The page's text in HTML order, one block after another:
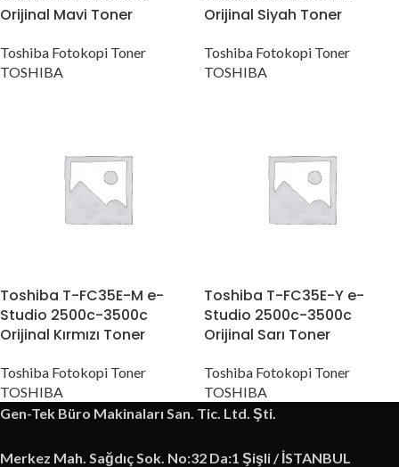
Orijinal Mavi Toner
Toshiba Fotokopi Toner
TOSHIBA
Orijinal Siyah Toner
Toshiba Fotokopi Toner
TOSHIBA
Toshiba T-FC35E-M e-
Studio 2500c-3500c
Orijinal Kırmızı Toner
Toshiba Fotokopi Toner
TOSHIBA
Toshiba T-FC35E-Y e-
Studio 2500c-3500c
Orijinal Sarı Toner
Toshiba Fotokopi Toner
TOSHIBA
Gen-Tek Büro Makinaları San. Tic. Ltd. Şti.
Merkez Mah. Sağdıç Sok. No:32 Da:1 Şişli / İSTANBUL